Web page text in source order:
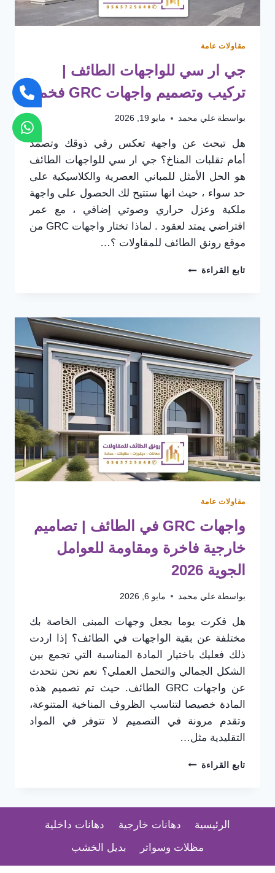
مقاولات عامة
جي ار سي للواجهات الطائف |
تركيب وتصميم واجهات GRC فخمة
بواسطة علي محمد مايو 19, 2026
هل تبحث عن واجهة تعكس رقي ذوقك وتصمد
أمام تقلبات المناخ؟ جي ار سي للواجهات الطائف
هو الحل الأمثل للمباني العصرية والكلاسيكية على
حد سواء ، حيث انها ستتيح لك الحصول على واجهة
ملكية وعزل حراري وصوتي إضافي ، مع عمر
افتراضي يمتد لعقود . ​لماذا تختار واجهات GRC من
موقع رونق الطائف للمقاولات ؟…
تابع القراءة جي
الطائف
تركيب
وتصميم
واجهات
GRC
فخمة
مقاولات عامة
واجهات GRC في الطائف | تصاميم
خارجية فاخرة ومقاومة للعوامل
الجوية 2026
بواسطة علي محمد مايو 6, 2026
هل فكرت يوما بجعل وجهات المبنى الخاصة بك
مختلفة عن بقية الواجهات في الطائف؟ إذا اردت
ذلك فعليك باختيار المادة المناسبة التي تجمع بين
الشكل الجمالي والتحمل العملي؟ نعم نحن نتحدث
عن واجهات GRC الطائف. حيث تم تصميم هذه
المادة خصيصا لتناسب الظروف المناخية المتنوعة،
وتقدم مرونة في التصميم لا تتوفر في المواد
التقليدية مثل…
تابع القراءة واجهات
تصاميم
فاخرة
ومقاومة
الرئيسية دهانات خارجية
دهانات داخلية
مظلات وسواتر
بديل الخشب